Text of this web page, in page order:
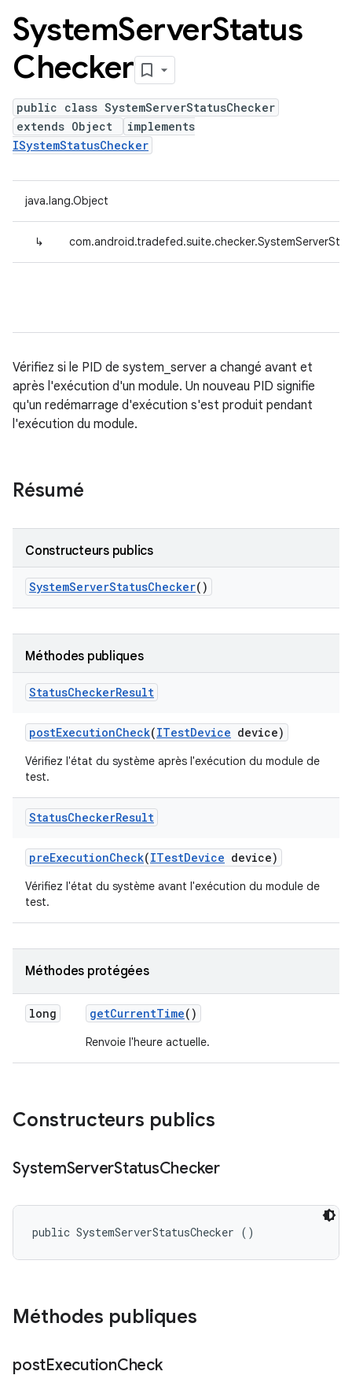
SystemServerStatus
Checker
public class SystemServerStatusChecker
extends Object
implements
ISystemStatusChecker
java.lang.Object
↳
Vérifiez si le PID de system_server a changé avant et
après l'exécution d'un module. Un nouveau PID signifie
qu'un redémarrage d'exécution s'est produit pendant
l'exécution du module.
Résumé
Constructeurs publics
SystemServerStatusChecker()
Méthodes publiques
StatusCheckerResult
postExecutionCheck(ITestDevice device)
Vérifiez l'état du système après l'exécution du module de
test.
StatusCheckerResult
preExecutionCheck(ITestDevice device)
Vérifiez l'état du système avant l'exécution du module de
test.
Méthodes protégées
long getCurrentTime()
Renvoie l'heure actuelle.
Constructeurs publics
SystemServerStatusChecker
public SystemServerStatusChecker ()
Méthodes publiques
postExecutionCheck